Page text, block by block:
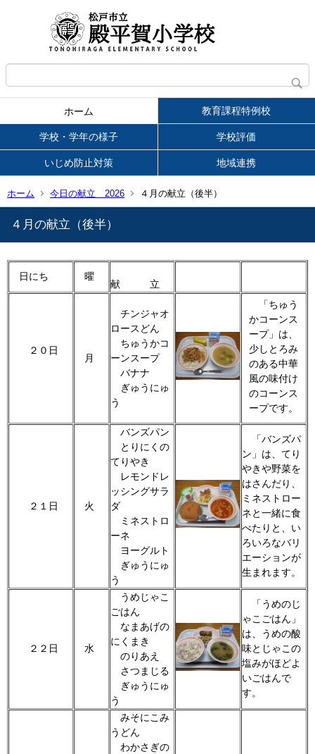
ホーム 教育課程特例校
学校・学年の様子 学校評価
いじめ防止対策 地域連携
ホーム 今日の献立 2026 ４月の献立（後半）
４月の献立（後半）
日にち 曜
献 立
２０日
月
チンジャオ
ロースどん
ちゅうかコ
ーンスープ
バナナ
ぎゅうにゅ
う
「ちゅう
かコーンス
ープ」は、
少しとろみ
のある中華
風の味付け
のコーンス
ープです。
２１日 火
バンズパン
とりにくの
てりやき
レモンドレ
ッシングサラ
ダ
ミネストロ
ーネ
ヨーグルト
ぎゅうにゅ
う
「バンズパ
ン」は、てり
やきや野菜を
はさんだり、
ミネストロー
ネと一緒に食
べたりと、い
ろいろなバリ
エーションが
生まれます。
２２日 水
うめじゃこ
ごはん
なまあげの
にくまき
のりあえ
さつまじる
ぎゅうにゅ
う
「うめのじ
ゃこごはん」
は、うめの酸
味とじゃこの
塩みがほどよ
いごはんで
す。
みそにこみ
うどん
わかさぎの